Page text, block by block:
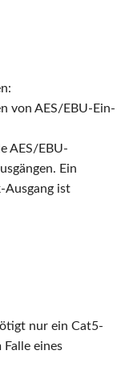
von AES/EBU-Ein-
AES/EBU-
Ein
Ausgang ist
nur ein Cat5-
Falle eines